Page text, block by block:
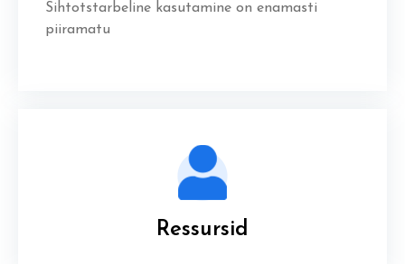
Sihtotstarbeline kasutamine on enamasti
piiramatu
Ressursid